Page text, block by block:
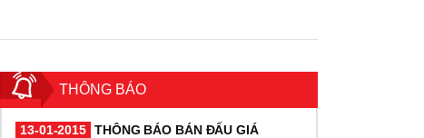
THÔNG BÁO
13-01-2015 THÔNG BÁO BÁN ĐẤU GIÁ